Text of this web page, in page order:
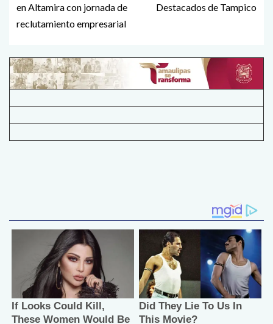
en Altamira con jornada de
reclutamiento empresarial
Destacados de Tampico